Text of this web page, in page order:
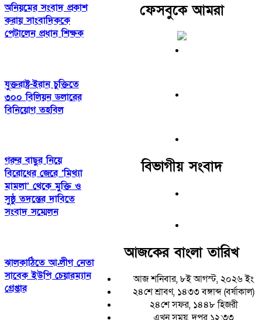
অনিয়মের সংবাদ প্রকাশ
করায় সাংবাদিককে
পেটালেন প্রধান শিক্ষক
যুক্তরাষ্ট্র-ইরান চুক্তিতে
৩০০ বিলিয়ন ডলারের
বিনিয়োগ তহবিল
গরুর বাছুর নিয়ে
বিরোধের জেরে ‘মিথ্যা
মামলা’ থেকে মুক্তি ও
সুষ্ঠু তদন্তের দাবিতে
সংবাদ সম্মেলন
ঝালকাঠিতে আ.লীগ নেতা
সাবেক ইউপি চেয়ারম্যান
গ্রেপ্তার
ফেসবুকে আমরা
বিভাগীয় সংবাদ
আজকের বাংলা তারিখ
আজ শনিবার, ৮ই আগস্ট, ২০২৬ ইং
২৪শে শ্রাবণ, ১৪৩৩ বঙ্গাব্দ (বর্ষাকাল)
২৪শে সফর, ১৪৪৮ হিজরী